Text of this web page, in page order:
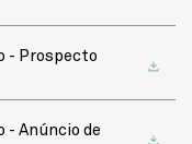
- Prospecto
- Anúncio de